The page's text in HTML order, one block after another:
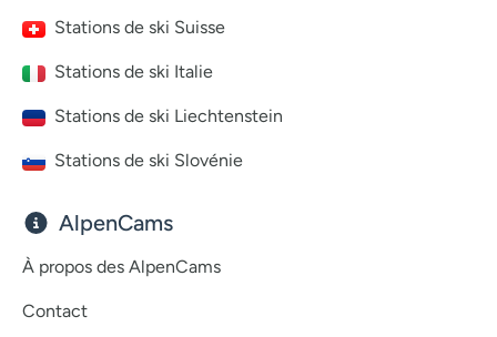
Stations de ski Suisse
Stations de ski Italie
Stations de ski Liechtenstein
Stations de ski Slovénie
AlpenCams
À propos des AlpenCams
Contact